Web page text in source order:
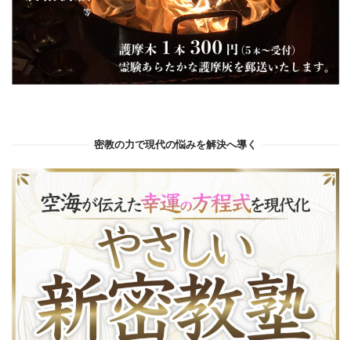
密教の力で現代の悩みを解決へ導く